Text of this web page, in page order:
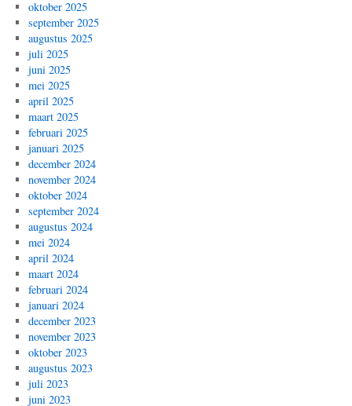
oktober 2025
september 2025
augustus 2025
juli 2025
juni 2025
mei 2025
april 2025
maart 2025
februari 2025
januari 2025
december 2024
november 2024
oktober 2024
september 2024
augustus 2024
mei 2024
april 2024
maart 2024
februari 2024
januari 2024
december 2023
november 2023
oktober 2023
augustus 2023
juli 2023
juni 2023